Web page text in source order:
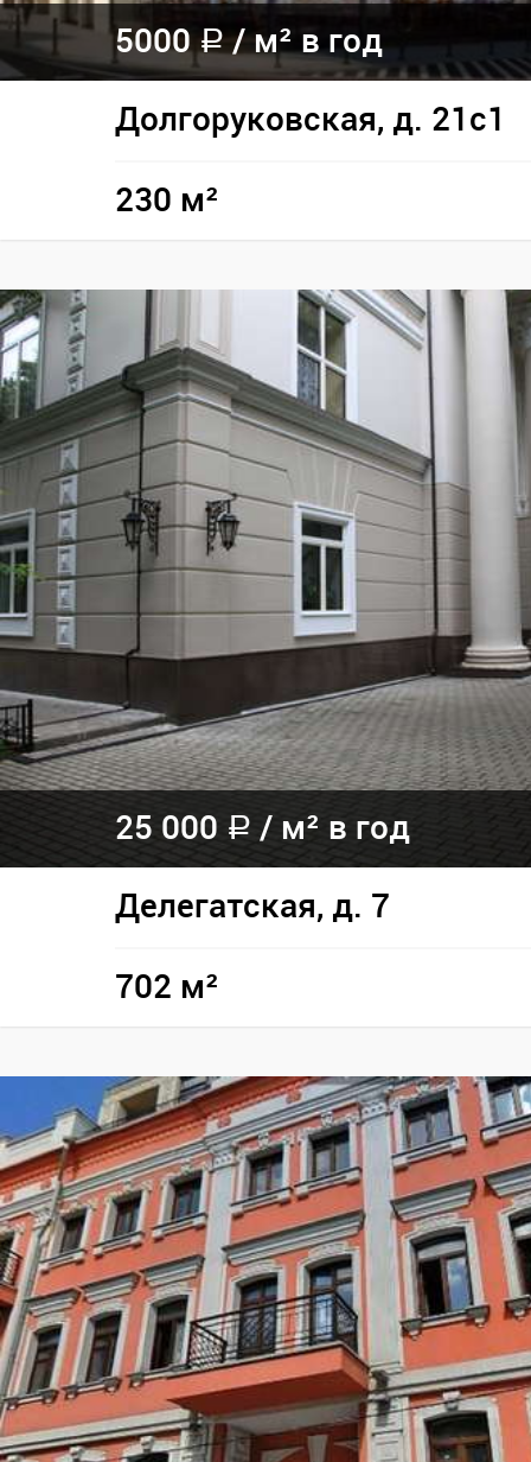
5000a /м² в год
Долгоруковская, д. 21с1
230 м²
25 000 a / м² в год
Делегатская, д. 7
702 м²